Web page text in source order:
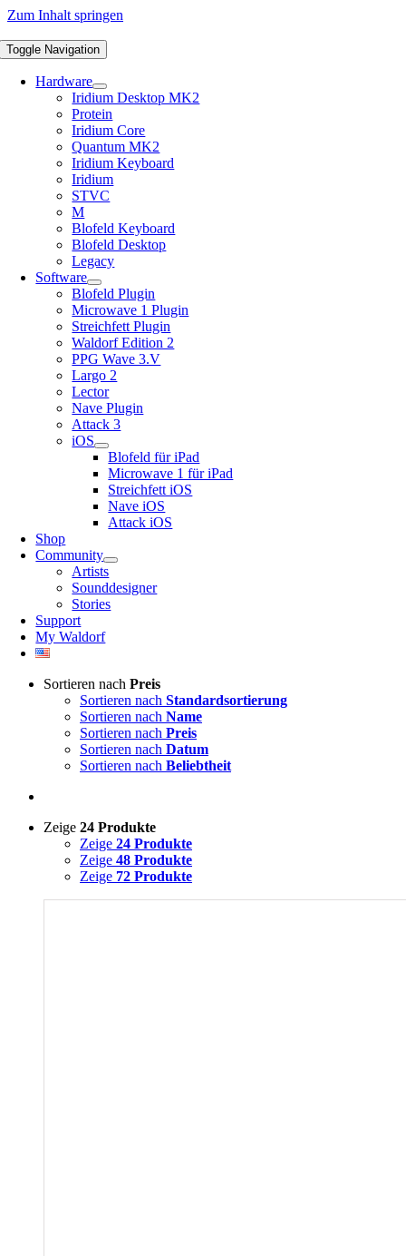
Zum Inhalt springen
Toggle Navigation
Hardware
Iridium Desktop MK2
Protein
Iridium Core
Quantum MK2
Iridium Keyboard
Iridium
STVC
M
Blofeld Keyboard
Blofeld Desktop
Legacy
Software
Blofeld Plugin
Microwave 1 Plugin
Streichfett Plugin
Waldorf Edition 2
PPG Wave 3.V
Largo 2
Lector
Nave Plugin
Attack 3
iOS
Blofeld für iPad
Microwave 1 für iPad
Streichfett iOS
Nave iOS
Attack iOS
Shop
Community
Artists
Sounddesigner
Stories
Support
My Waldorf
Sortieren nach Preis
Sortieren nach Standardsortierung
Sortieren nach Name
Sortieren nach Preis
Sortieren nach Datum
Sortieren nach Beliebtheit
Zeige 24 Produkte
Zeige 24 Produkte
Zeige 48 Produkte
Zeige 72 Produkte